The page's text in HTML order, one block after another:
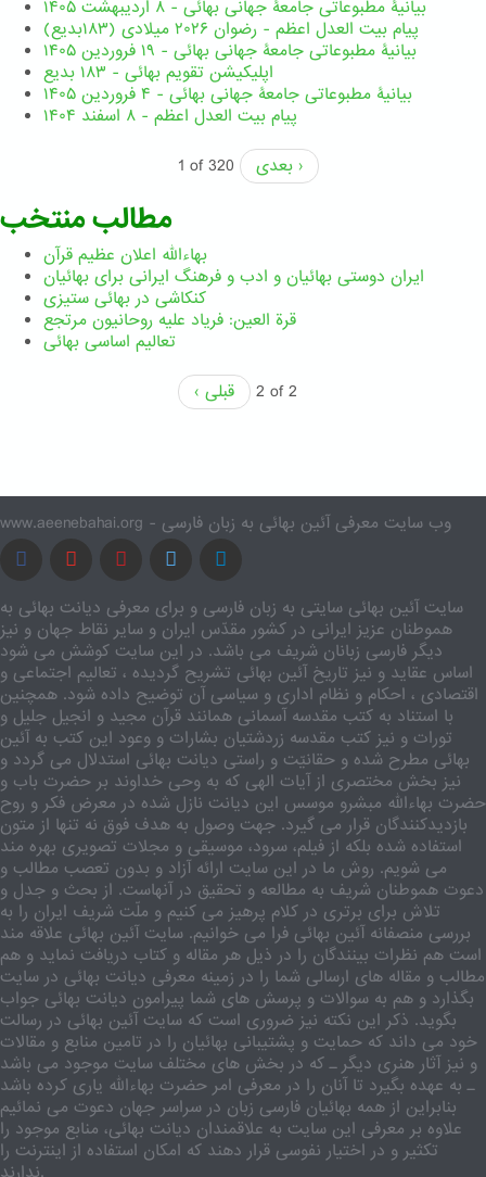
بیانیۀ مطبوعاتی جامعۀ جهانی بهائی - ۸ اردیبهشت ۱۴۰۵
پیام بیت العدل اعظم - رضوان ۲۰۲۶ میلادی (۱۸۳بدیع)
بیانیۀ مطبوعاتی جامعۀ جهانی بهائی - ۱۹ فروردین ۱۴۰۵
اپلیکیشن تقویم بهائی - ۱۸۳ بدیع
بیانیۀ مطبوعاتی جامعۀ جهانی بهائی - ۴ فروردین ۱۴۰۵
پیام بیت العدل اعظم - ۸ اسفند ۱۴۰۴
1 of 320
بعدی ›
مطالب منتخب
بهاءالله اعلان عظیم قرآن
ايران دوستی بهائيان و ادب و فرهنگ ايرانی برای بهائيان
کنکاشی در بهائی ستيزی
قرة العین: فریاد علیه روحانیون مرتجع
تعالیم اساسی بهائی
‹ قبلی
2 of 2
www.aeenebahai.org - وب سایت معرفی آئین بهائی به زبان فارسی
سایت آئین بهائی سایتی به زبان فارسی و برای معرفی دیانت بهائی به
هموطنان عزیز ایرانی در کشور مقدّس ایران و سایر نقاط جهان و نیز
دیگر فارسی زبانان شریف می باشد. در این سایت کوشش می شود
اساس عقاید و نیز تاریخ آئین بهائی تشریح گردیده ، تعالیم اجتماعی و
اقتصادی ، احکام و نظام اداری و سیاسی آن توضیح داده شود. همچنین
با استناد به کتب مقدسه آسمانی همانند قرآن مجید و انجیل جلیل و
تورات و نیز کتب مقدسه زردشتیان بشارات و وعود این کتب به آئین
بهائی مطرح شده و حقانیّت و راستی دیانت بهائی استدلال می گردد و
نیز بخش مختصری از آیات الهی که به وحی خداوند بر حضرت باب و
حضرت بهاءالله مبشرو موسس این دیانت نازل شده در معرض فکر و روح
بازدیدکنندگان قرار می گیرد. جهت وصول به هدف فوق نه تنها از متون
استفاده شده بلکه از فیلم، سرود، موسیقی و مجلات تصویری بهره مند
می شویم. روش ما در این سایت ارائه آزاد و بدون تعصب مطالب و
دعوت هموطنان شریف به مطالعه و تحقیق در آنهاست. از بحث و جدل و
تلاش برای برتری در کلام پرهیز می کنیم و ملّت شریف ایران را به
بررسی منصفانه آئین بهائی فرا می خوانیم. سایت آئین بهائی علاقه مند
است هم نظرات بینندگان را در ذیل هر مقاله و کتاب دریافت نماید و هم
مطالب و مقاله های ارسالی شما را در زمینه معرفی دیانت بهائی در سایت
بگذارد و هم به سوالات و پرسش های شما پیرامون دیانت بهائی جواب
بگوید. ذکر این نکته نیز ضروری است که سایت آئین بهائی در رسالت
خود می داند که حمایت و پشتیبانی بهائیان را در تامین منابع و مقالات
و نیز آثار هنری دیگر ـ که در بخش های مختلف سایت موجود می باشد
ـ به عهده بگیرد تا آنان را در معرفی امر حضرت بهاءالله یاری کرده باشد
بنابراین از همه بهائیان فارسی زبان در سراسر جهان دعوت می نمائیم
علاوه بر معرفی این سایت به علاقمندان دیانت بهائی، منابع موجود را
تکثیر و در اختیار نفوسی قرار دهند که امکان استفاده از اینترنت را